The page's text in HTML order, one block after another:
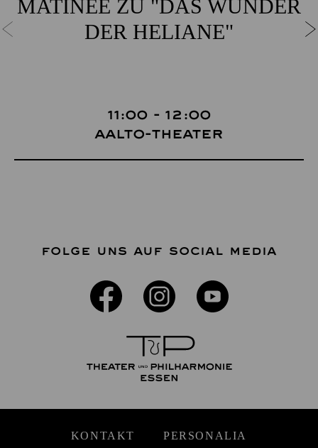
MATINEE ZU "DAS WUNDER
DER HELIANE"
11:00 - 12:00
Aalto-Theater
FOLGE UNS AUF SOCIAL MEDIA
KONTAKT PERSONALIA